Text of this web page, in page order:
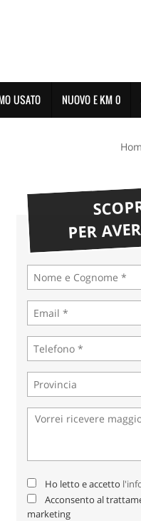
USATO NUOVO E KM 0
PER
Ho letto e accetto
Acconsento al
marketing